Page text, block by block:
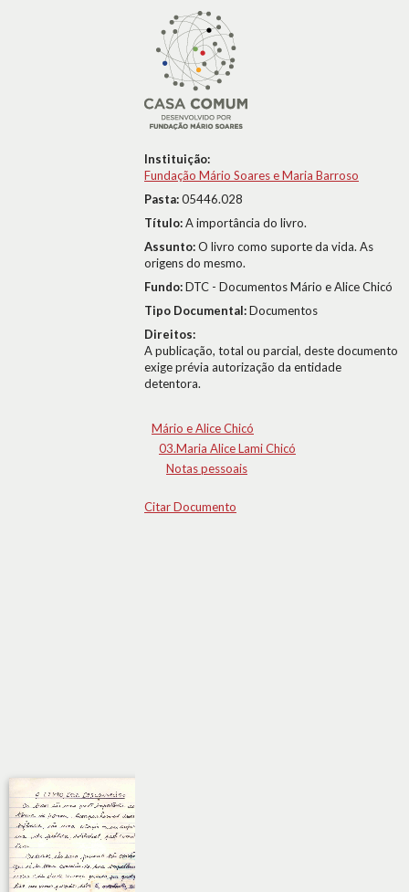
Instituição:
Fundação Mário Soares e Maria Barroso
Pasta:05446.028
Título:A importância do livro.
Assunto:O livro como suporte da vida. As
origens do mesmo.
Fundo:DTC - Documentos Mário e Alice Chicó
Tipo Documental:Documentos
Direitos:
A publicação, total ou parcial, deste documento
exige prévia autorização da entidade
detentora.
Mário e Alice Chicó
03.Maria Alice Lami Chicó
Notas pessoais
Citar Documento